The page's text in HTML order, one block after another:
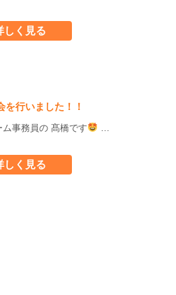
しく見る
行いました！！
事務員の 髙橋です
…
しく見る